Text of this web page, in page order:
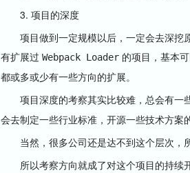
3. 项目的深度
项目做到一定规模以后，一定会去深挖
有扩展过 Webpack Loader 的项目，基本
都或多或少有一些方向的扩展。
项目深度的考察其实比较难，总会有一
会去制定一些行业标准，开源一些技术方案
当然，很多公司还是达不到这个层次，
所以考察方向就成了对这个项目的持续开